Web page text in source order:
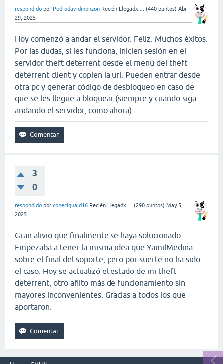
respondido por Pedrodavidmonzon Recién Llegadx.... (440 puntos) Abr
29, 2025
Hoy comenzó a andar el servidor. Feliz. Muchos éxitos.
Por las dudas, si les funciona, inicien sesión en el
servidor theft deterrent desde el menú del theft
deterrent client y copien la url. Pueden entrar desde
otra pc y generar código de desbloqueo en caso de
que se les llegue a bloquear (siempre y cuando siga
andando el servidor, como ahora)
3
0
respondido por coneciguald16 Recién Llegadx.... (290 puntos) May 5,
2025
Gran alivio que finalmente se haya solucionado.
Empezaba a tener la misma idea que YamilMedina
sobre el final del soporte, pero por suerte no ha sido
el caso. Hoy se actualizó el estado de mi theft
deterrent, otro añito más de funcionamiento sin
mayores inconvenientes. Gracias a todos los que
aportaron.